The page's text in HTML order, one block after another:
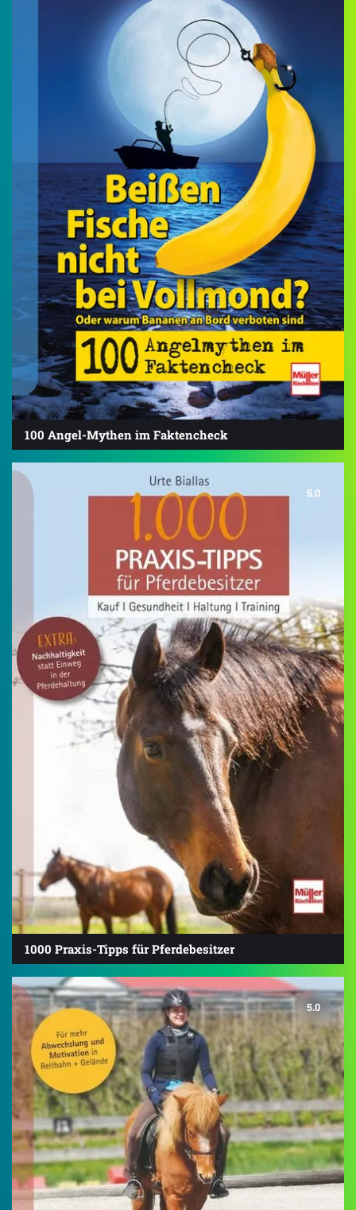
100 Angel-Mythen im Faktencheck
5.0
1000 Praxis-Tipps für Pferdebesitzer
5.0